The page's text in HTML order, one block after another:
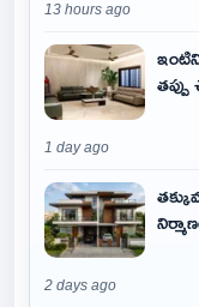
13 hours ago
1 day ago
2 days ago